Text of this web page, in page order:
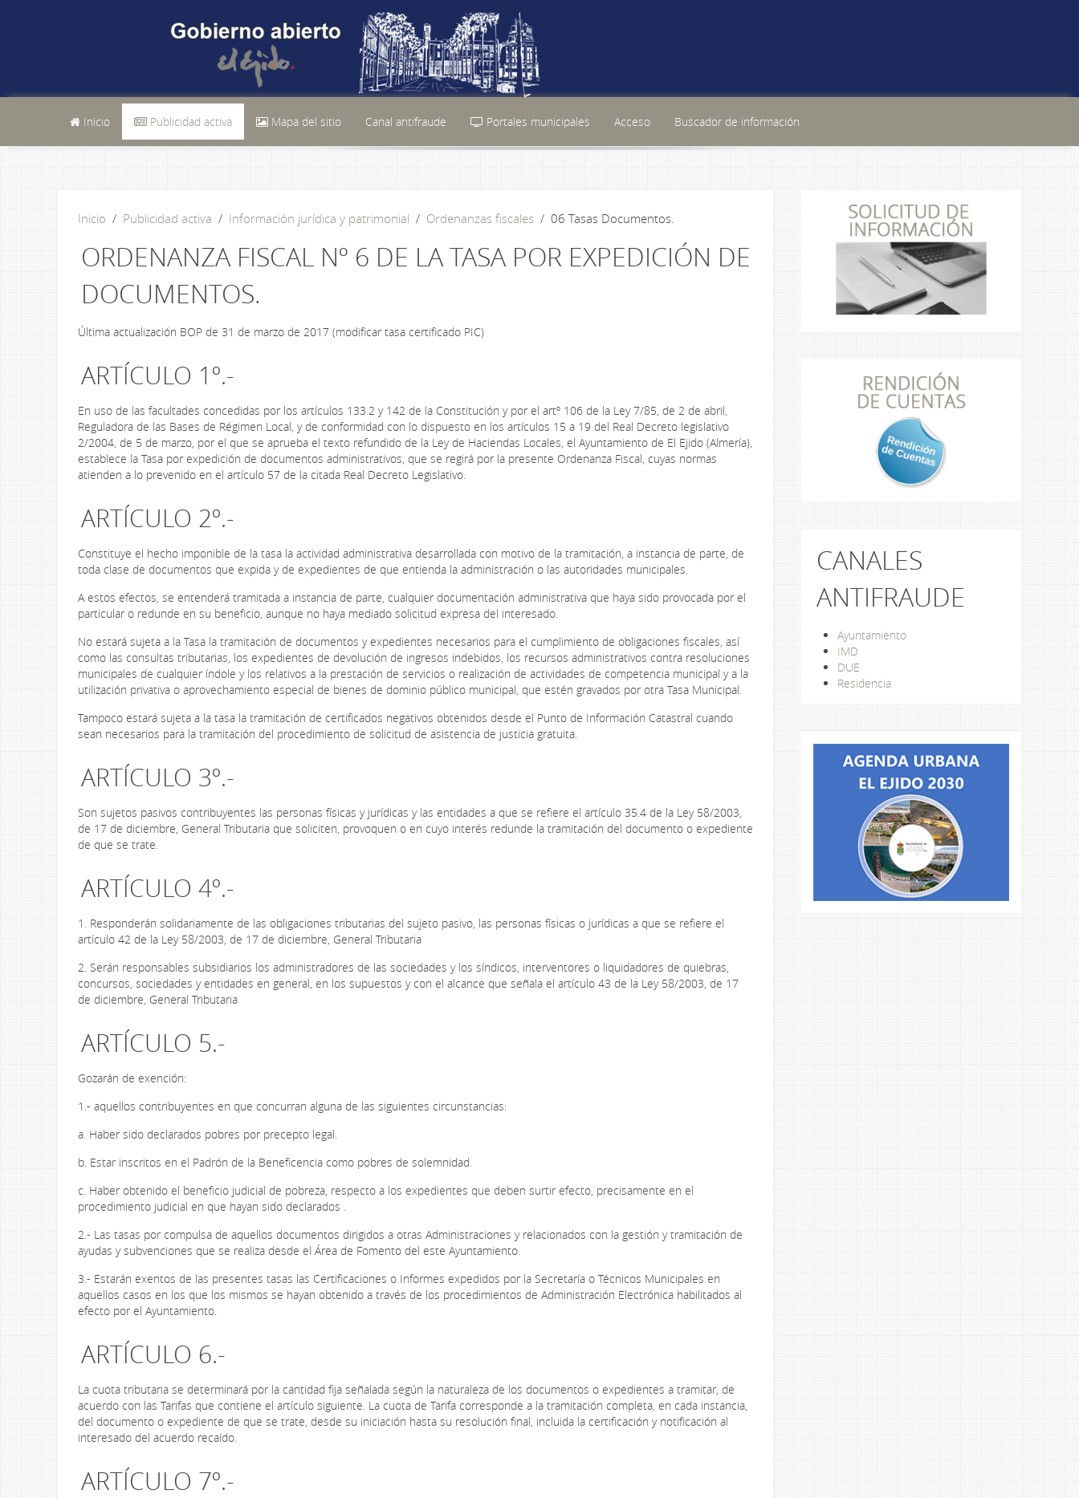
Inicio Publicidad activa Mapa del sitio Canal antifraude Portales municipales Acceso Buscador de información
Inicio Publicidad activa Información jurídica y patrimonial Ordenanzas fiscales 06 Tasas Documentos.
ORDENANZA FISCAL Nº 6 DE LA TASA POR EXPEDICIÓN DE
DOCUMENTOS.
Última actualización BOP de 31 de marzo de 2017 (modificar tasa certificado PIC)
ARTÍCULO 1º.-
En uso de las facultades concedidas por los artículos 133.2 y 142 de la Constitución y por el artº 106 de la Ley 7/85, de 2 de abril,
Reguladora de las Bases de Régimen Local, y de conformidad con lo dispuesto en los artículos 15 a 19 del Real Decreto legislativo
2/2004, de 5 de marzo, por el que se aprueba el texto refundido de la Ley de Haciendas Locales, el Ayuntamiento de El Ejido (Almería),
establece la Tasa por expedición de documentos administrativos, que se regirá por la presente Ordenanza Fiscal, cuyas normas
atienden a lo prevenido en el artículo 57 de la citada Real Decreto Legislativo.
ARTÍCULO 2º.-
Constituye el hecho imponible de la tasa la actividad administrativa desarrollada con motivo de la tramitación, a instancia de parte, de
toda clase de documentos que expida y de expedientes de que entienda la administración o las autoridades municipales.
A estos efectos, se entenderá tramitada a instancia de parte, cualquier documentación administrativa que haya sido provocada por el
particular o redunde en su beneficio, aunque no haya mediado solicitud expresa del interesado.
No estará sujeta a la Tasa la tramitación de documentos y expedientes necesarios para el cumplimiento de obligaciones fiscales, así
como las consultas tributarias, los expedientes de devolución de ingresos indebidos, los recursos administrativos contra resoluciones
municipales de cualquier índole y los relativos a la prestación de servicios o realización de actividades de competencia municipal y a la
utilización privativa o aprovechamiento especial de bienes de dominio público municipal, que estén gravados por otra Tasa Municipal.
Tampoco estará sujeta a la tasa la tramitación de certificados negativos obtenidos desde el Punto de Información Catastral cuando
sean necesarios para la tramitación del procedimiento de solicitud de asistencia de justicia gratuita.
ARTÍCULO 3º.-
Son sujetos pasivos contribuyentes las personas físicas y jurídicas y las entidades a que se refiere el artículo 35.4 de la Ley 58/2003,
de 17 de diciembre, General Tributaria que soliciten, provoquen o en cuyo interés redunde la tramitación del documento o expediente
de que se trate.
ARTÍCULO 4º.-
1. Responderán solidariamente de las obligaciones tributarias del sujeto pasivo, las personas físicas o jurídicas a que se refiere el
artículo 42 de la Ley 58/2003, de 17 de diciembre, General Tributaria
2. Serán responsables subsidiarios los administradores de las sociedades y los síndicos, interventores o liquidadores de quiebras,
concursos, sociedades y entidades en general, en los supuestos y con el alcance que señala el artículo 43 de la Ley 58/2003, de 17
de diciembre, General Tributaria
ARTÍCULO 5.-
Gozarán de exención:
1.- aquellos contribuyentes en que concurran alguna de las siguientes circunstancias:
a. Haber sido declarados pobres por precepto legal.
b. Estar inscritos en el Padrón de la Beneficencia como pobres de solemnidad.
c. Haber obtenido el beneficio judicial de pobreza, respecto a los expedientes que deben surtir efecto, precisamente en el
procedimiento judicial en que hayan sido declarados .
2.- Las tasas por compulsa de aquellos documentos dirigidos a otras Administraciones y relacionados con la gestión y tramitación de
ayudas y subvenciones que se realiza desde el Área de Fomento del este Ayuntamiento.
3.- Estarán exentos de las presentes tasas las Certificaciones o Informes expedidos por la Secretaría o Técnicos Municipales en
aquellos casos en los que los mismos se hayan obtenido a través de los procedimientos de Administración Electrónica habilitados al
efecto por el Ayuntamiento.
ARTÍCULO 6.-
La cuota tributaria se determinará por la cantidad fija señalada según la naturaleza de los documentos o expedientes a tramitar, de
acuerdo con las Tarifas que contiene el artículo siguiente. La cuota de Tarifa corresponde a la tramitación completa, en cada instancia,
del documento o expediente de que se trate, desde su iniciación hasta su resolución final, incluida la certificación y notificación al
interesado del acuerdo recaído.
ARTÍCULO 7º.-
CANALES
ANTIFRAUDE
Ayuntamiento
IMD
DUE
Residencia